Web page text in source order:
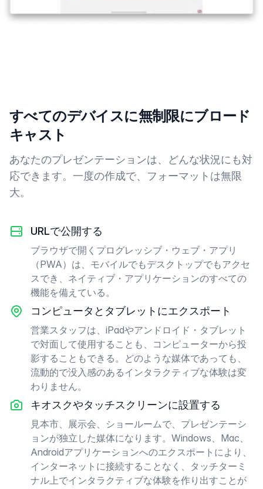
すべてのデバイスに無制限にブロード
キャスト
あなたのプレゼンテーションは、どんな状況にも対
応できます。一度の作成で、フォーマットは無限
大。
URLで公開する
ブラウザで開くプログレッシブ・ウェブ・アプリ
（PWA）は、モバイルでもデスクトップでもアクセ
スでき、ネイティブ・アプリケーションのすべての
機能を備えている。
コンピュータとタブレットにエクスポート
営業スタッフは、iPadやアンドロイド・タブレット
で対面して使用することも、コンピューターから投
影することもできる。どのような媒体であっても、
流動的で没入感のあるインタラクティブな体験は変
わりません。
キオスクやタッチスクリーンに設置する
見本市、展示会、ショールームで、プレゼンテーシ
ョンが独立した媒体になります。Windows、Mac、
Androidアプリケーションへのエクスポートにより、
インターネットに接続することなく、タッチターミ
ナル上でインタラクティブな体験を作り出すことが